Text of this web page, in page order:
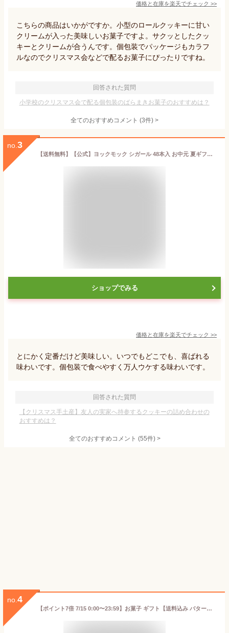
価格と在庫を楽天でチェック >>
こちらの商品はいかがですか。小型のロールクッキーに甘い
クリームが入った美味しいお菓子ですよ。サクッとしたクッ
キーとクリームが合うんです。個包装でパッケージもカラフ
ルなのでクリスマス会などで配るお菓子にぴったりですね。
回答された質問
小学校のクリスマス会で配る個包装のばらまきお菓子のおすすめは？
全てのおすすめコメント (3件) >
no. 3
【送料無料】【公式】ヨックモック シガール 48本入 お中元 夏ギフト 2026 お盆 お供え 詰め合わせ プレゼント スイーツ ギフト プチギフト クッキー 退職 洋菓子 お菓子 焼き菓子 手土産 個包装 お取り寄せ お礼 お祝い
ショップでみる
価格と在庫を楽天でチェック >>
とにかく定番だけど美味しい。いつでもどこでも、喜ばれる
味わいです。個包装で食べやすく万人ウケする味わいです。
回答された質問
【クリスマス手土産】友人の実家へ持参するクッキーの詰め合わせの
おすすめは？
全てのおすすめコメント (55件) >
no. 4
【ポイント7倍 7/15 0:00〜23:59】お菓子 ギフト【送料込み バターフィナンシェ12個入】 個包装 スイーツ フィナンシェ 焼き菓子 洋菓子 内祝 お祝 出産祝 お礼 おしゃれ 退職 菓子折り ご挨拶 ギフト バターバトラー お供え お中元 御中元 夏ギフト 暑中見舞い